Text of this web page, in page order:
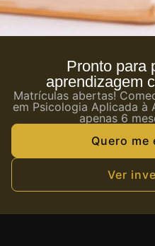
Pronto para
aprendizagem
Matrículas abertas!
em Psicologia Aplicada à
apenas 6
Quero me
Ver